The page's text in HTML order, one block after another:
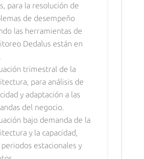
para la resolución de
de desempeño
las herramientas de
Dedalus están en
trimestral de la
para análisis de
y adaptación a las
del negocio.
bajo demanda de la
y la capacidad,
periodos estacionales y